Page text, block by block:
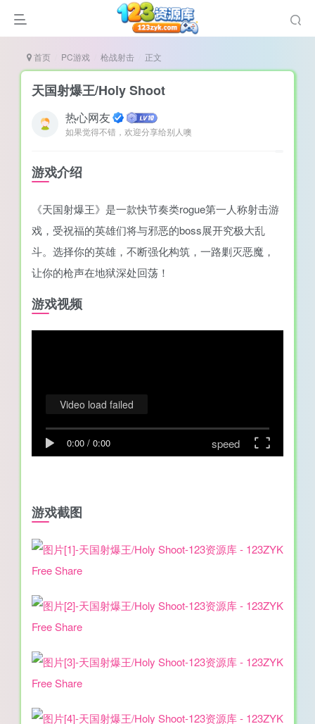
（摸鱼游戏）
首页 PC游戏 枪战射击 正文
天国射爆王/Holy Shoot
热心网友
如果觉得不错，欢迎分享给别人噢
游戏介绍
《天国射爆王》是一款快节奏类rogue第一人称射击游
戏，受祝福的英雄们将与邪恶的boss展开究极大乱
斗。选择你的英雄，不断强化构筑，一路剿灭恶魔，
让你的枪声在地狱深处回荡！
游戏视频
0:00 / 0:00 speed
Video load failed
游戏截图